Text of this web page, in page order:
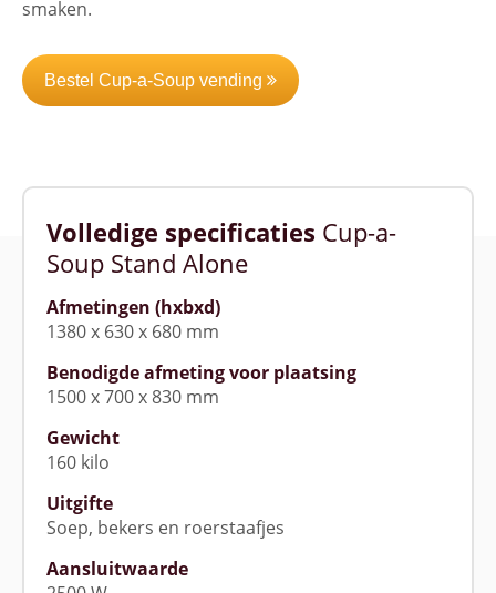
smaken.
Bestel Cup-a-Soup vending
Volledige specificaties Cup-a-
Soup Stand Alone
Afmetingen (hxbxd)
1380 x 630 x 680 mm
Benodigde afmeting voor plaatsing
1500 x 700 x 830 mm
Gewicht
160 kilo
Uitgifte
Soep, bekers en roerstaafjes
Aansluitwaarde